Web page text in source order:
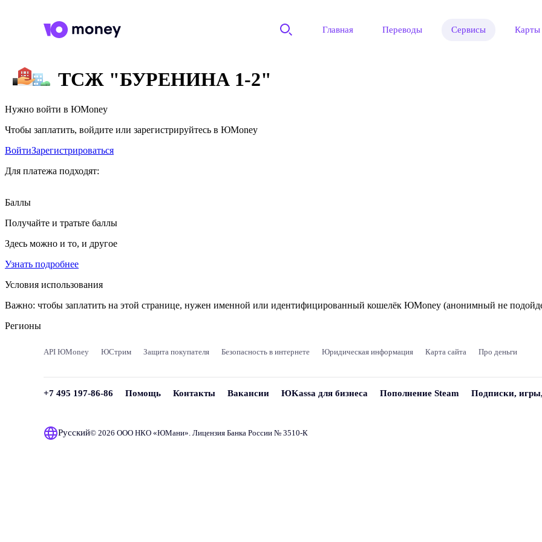
Главная Переводы Сервисы Карты
ТСЖ "БУРЕНИНА 1-2"
Нужно войти в ЮMoney
Чтобы заплатить, войдите или зарегистрируйтесь в ЮMoney
ВойтиЗарегистрироваться
Для платежа подходят:
Баллы
Получайте и тратьте баллы
Здесь можно и то, и другое
Узнать подробнее
Условия использования
Важно: чтобы заплатить на этой странице, нужен именной или идентифицированный кошелёк ЮMoney (анонимный не
Регионы
API ЮMoney ЮСтрим Защита покупателя Безопасность в интернете Юридическая информация Карта сайта Про деньги
+7 495 197-86-86 Помощь Контакты Вакансии ЮKassa для бизнеса Пополнение Steam Подписки,
Русский© 2026 ООО НКО «ЮМани». Лицензия Банка России № 3510‑К